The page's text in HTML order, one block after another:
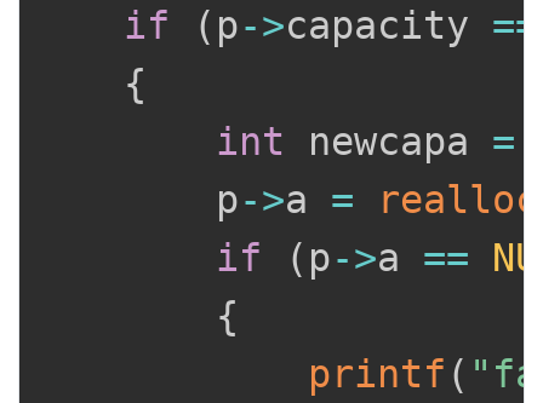
if
( p->capacity ==
{
int newcapa =
		p
->a = realloc
if
( p->a ==
{
printf (